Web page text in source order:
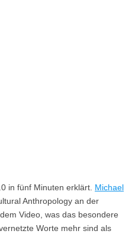
in fünf Minuten erklärt. Michael
Anthropology an der
Video, was das besondere
Worte mehr sind als